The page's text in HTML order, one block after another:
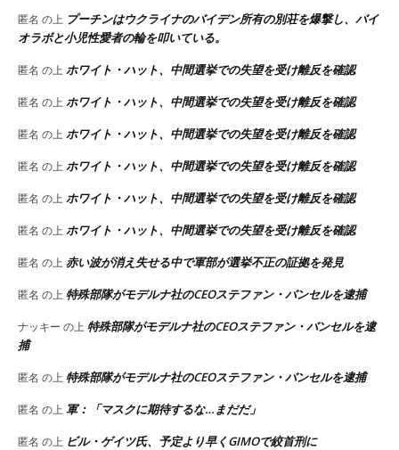
匿名 の上 プーチンはウクライナのバイデン所有の別荘を爆撃し、バイ
オラボと小児性愛者の輪を叩いている。
匿名 の上 ホワイト・ハット、中間選挙での失望を受け離反を確認
匿名 の上 ホワイト・ハット、中間選挙での失望を受け離反を確認
匿名 の上 ホワイト・ハット、中間選挙での失望を受け離反を確認
匿名 の上 ホワイト・ハット、中間選挙での失望を受け離反を確認
匿名 の上 ホワイト・ハット、中間選挙での失望を受け離反を確認
匿名 の上 ホワイト・ハット、中間選挙での失望を受け離反を確認
匿名 の上 赤い波が消え失せる中で軍部が選挙不正の証拠を発見
匿名 の上 特殊部隊がモデルナ社のCEOステファン・バンセルを逮捕
ナッキー の上 特殊部隊がモデルナ社のCEOステファン・バンセルを逮
捕
匿名 の上 特殊部隊がモデルナ社のCEOステファン・バンセルを逮捕
匿名 の上 軍：「マスクに期待するな…まだだ」
匿名 の上 ビル・ゲイツ氏、予定より早くGIMOで絞首刑に